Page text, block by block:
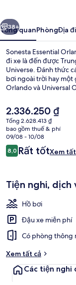
Tiếp
38+
Tổng quanPhòngĐịa
Sonesta Essential
đi xe là đến được
Universe. Đánh thức
bơi ngoài trời hay
Orlando và Universal
điều gây ấn tượng tốt
Giá
hiện
tại
là
2.336.250 ₫
2.336.250 ₫
Tổng 2.628.413 ₫
bao gồm thuế & phí
09/08 - 10/08
Nhận
xét
8,08,0 trên 10,
Rất tốtXem
Tiện nghi, dịch
Hồ bơi
Đậu xe miễn phí
Có phòng thông
Xem tất cả
Các tiện nghi